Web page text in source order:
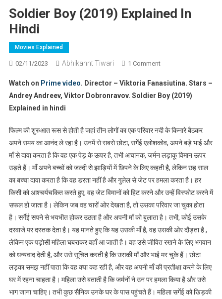
Soldier Boy (2019) Explained In
Hindi
Movies Explained
02/11/2023 Abhikannt Tiwari 1 CommentOn
Boy
(2019)
Hindi
Watch on Prime video. Director – Viktoria Fanasiutina. Stars –
Andrey Andreev, Viktor Dobronravov. Soldier Boy (2019)
Explained in hindi
फिल्म की शुरुआत रूस से होती है जहां तीन लोगों का एक परिवार नदी के किनारे बैठकर
अपने समय का आनंद ले रहा है। उनमें से सबसे छोटा, सर्गेई एलोशकोव, अपने बड़े भाई और
माँ से दावा करता है कि वह एक पेड़ के ऊपर है, तभी अचानक, जर्मन लड़ाकू विमान ऊपर
उड़ते हैं। माँ अपने बच्चों को जल्दी से झाड़ियों में छिपने के लिए कहती है, लेकिन छह साल
का बच्चा दावा करता है कि वह डरता नहीं है और गुलेल से जेट पर हमला करता है। हर
किसी को आश्चर्यचकित करते हुए, वह जेट विमानों को हिट करने और उन्हें विस्फोट करने में
सफल हो जाता है। लेकिन जब वह चारों ओर देखता है, तो उसका परिवार जा चुका होता
है। सर्गेई सपने से भयभीत होकर उठता है और अपनी माँ को बुलाता है। तभी, कोई उसके
दरवाजे पर दस्तक देता है। यह मानते हुए कि यह उसकी माँ है, वह उसकी ओर दौड़ता है ,
लेकिन एक पड़ोसी महिला घबराकर वहाँ आ जाती है। वह उसे जीवित रखने के लिए भगवान
को धन्यवाद देती है, और उसे सूचित करती है कि उसकी माँ और भाई मर चुके हैं। छोटा
लड़का समझ नहीं पाता कि वह क्या कह रही है, और वह अपनी माँ की प्रतीक्षा करने के लिए
घर में रहना चाहता है। महिला उसे बताती है कि जर्मनों ने उन पर हमला किया है और उसे
भाग जाना चाहिए। तभी कुछ सैनिक उनके घर के पास पहुंचते हैं। महिला सर्गेई को खिड़की